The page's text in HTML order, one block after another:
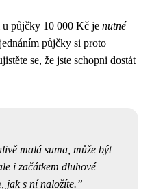
u půjčky 10 000 Kč je nutné
půjčky si proto
se, že jste schopni dostát
malá suma, může být
i začátkem dluhové
jak s ní naložíte.